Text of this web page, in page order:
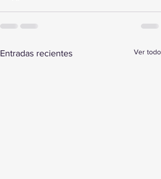
Entradas recientes Ver todo